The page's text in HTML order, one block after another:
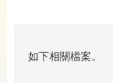
如下相關檔案。